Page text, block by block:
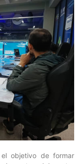
el objetivo de formar